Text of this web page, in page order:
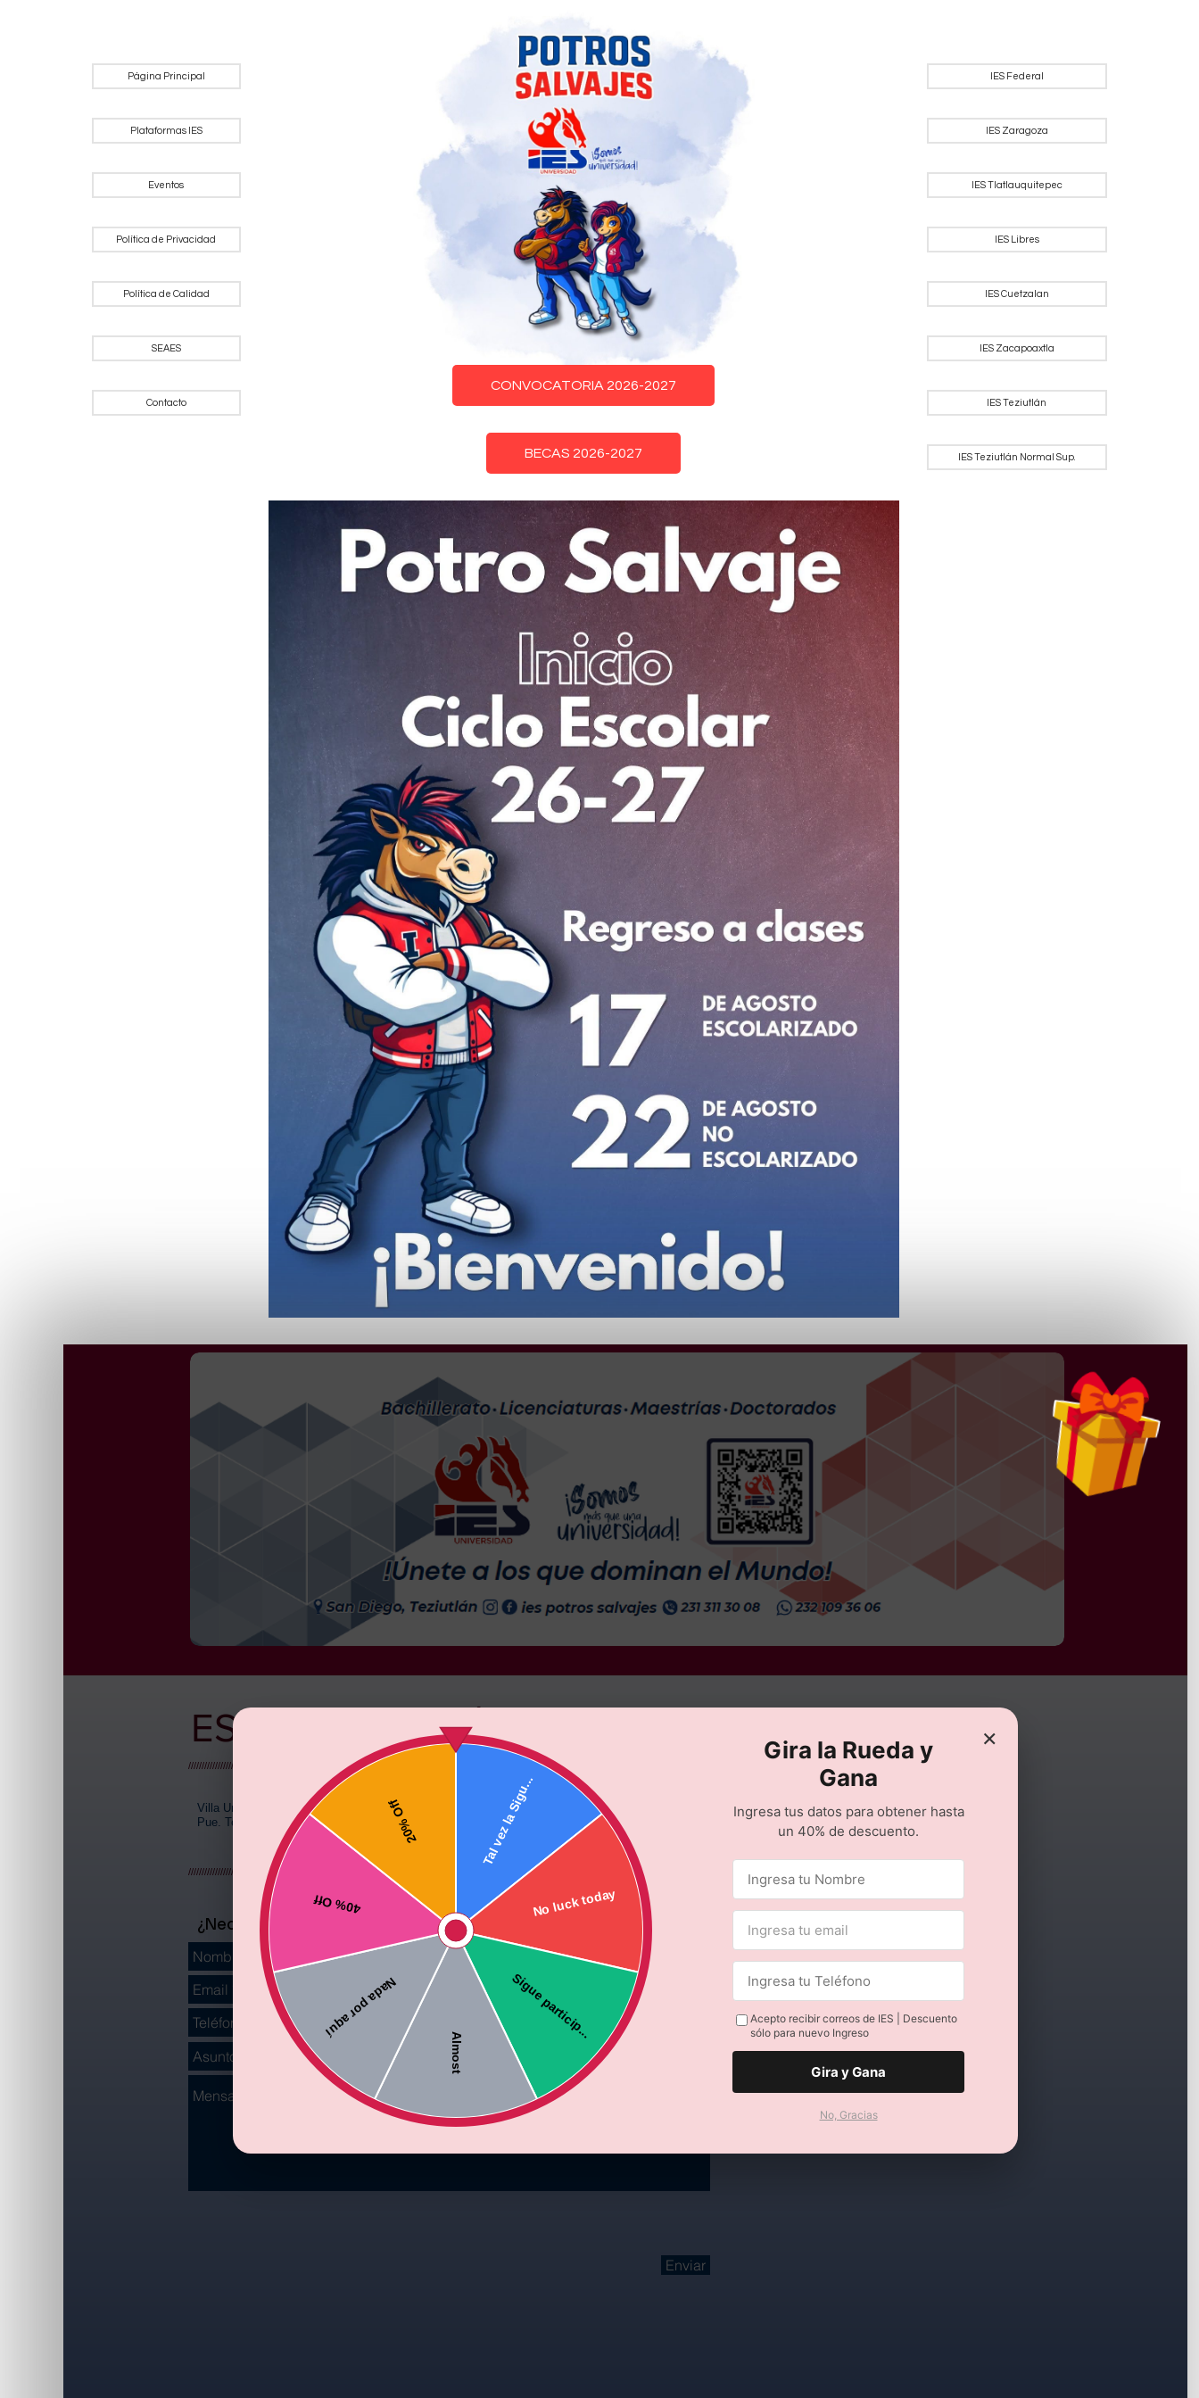
Página Principal
Plataformas IES
Eventos
Política de Privacidad
Política de Calidad
SEAES
Contacto
CONVOCATORIA 2026-2027
BECAS 2026-2027
IES Federal
IES Zaragoza
IES Tlatlauquitepec
IES Libres
IES Cuetzalan
IES Zacapoaxtla
IES Teziutlán
IES Teziutlán Normal Sup.